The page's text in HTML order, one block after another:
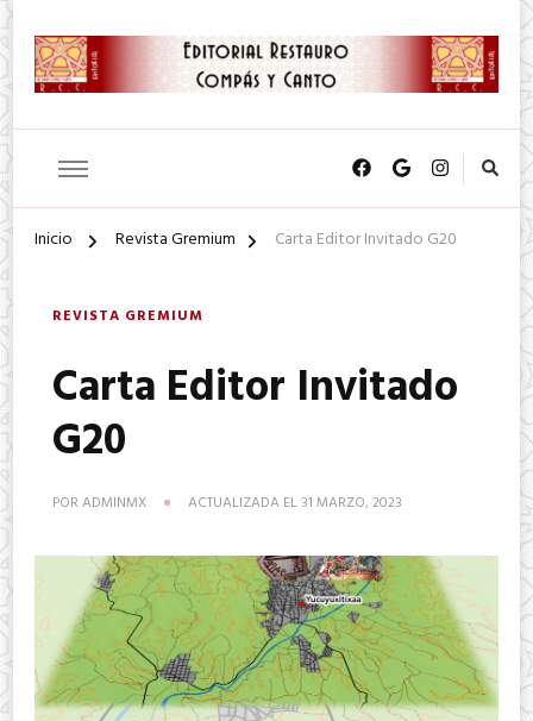
Inicio Revista Gremium Carta Editor Invitado G20
REVISTA GREMIUM
Carta Editor Invitado
G20
POR ADMINMX ACTUALIZADA EL 31 MARZO, 2023